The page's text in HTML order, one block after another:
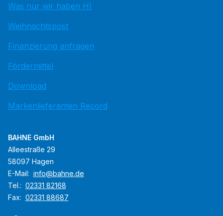
Was nur wir haben HI
Weihnachtspost
Finanzierung anfragen
Fördermittel
Download
Markenlieferanten Record
BAHNE GmbH
Alleestraße 29
58097 Hagen
E-Mail: info@bahne.de
Tel.: 02331 82168
Fax: 02331 88687